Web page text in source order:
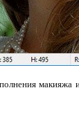
макияжа